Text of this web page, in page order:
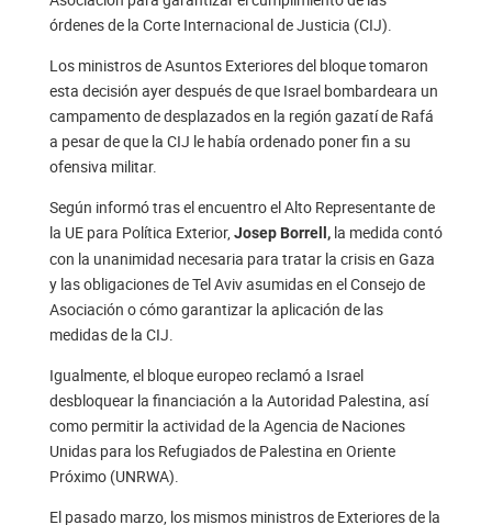
órdenes de la Corte Internacional de Justicia (CIJ).
Los ministros de Asuntos Exteriores del bloque tomaron
esta decisión ayer después de que Israel bombardeara un
campamento de desplazados en la región gazatí de Rafá
a pesar de que la CIJ le había ordenado poner fin a su
ofensiva militar.
Según informó tras el encuentro el Alto Representante de
la UE para Política Exterior, Josep Borrell,la medida contó
con la unanimidad necesaria para tratar la crisis en Gaza
y las obligaciones de Tel Aviv asumidas en el Consejo de
Asociación o cómo garantizar la aplicación de las
medidas de la CIJ.
Igualmente, el bloque europeo reclamó a Israel
desbloquear la financiación a la Autoridad Palestina, así
como permitir la actividad de la Agencia de Naciones
Unidas para los Refugiados de Palestina en Oriente
Próximo (UNRWA).
El pasado marzo, los mismos ministros de Exteriores de la